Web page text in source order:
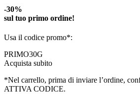
-30%
sul tuo primo ordine!
Usa il codice promo*:
PRIMO30G
Acquista subito
*Nel carrello, prima di inviare l’ordine,
ATTIVA CODICE.